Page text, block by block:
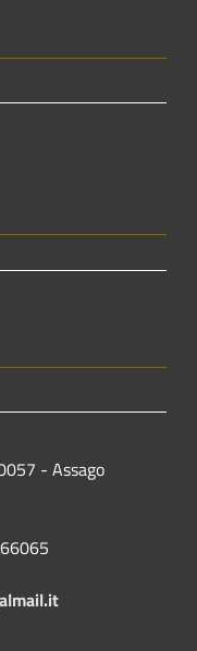
- Assago